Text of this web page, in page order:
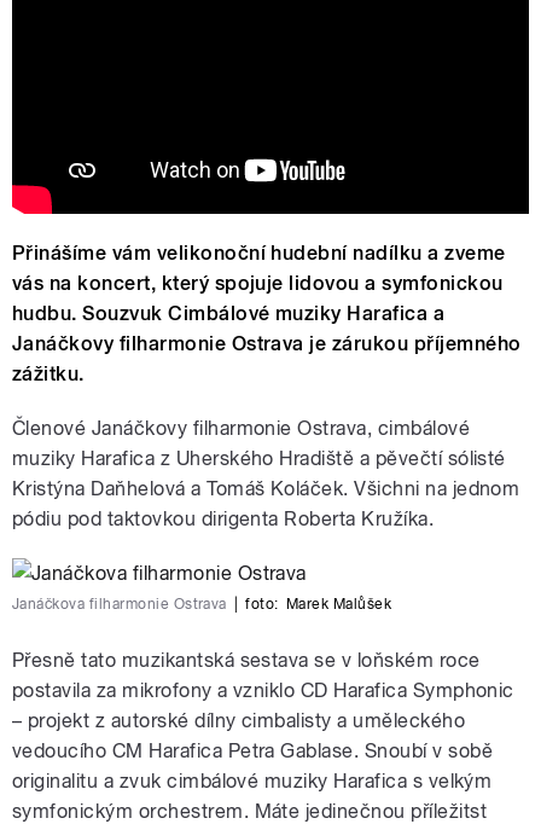
Přinášíme vám velikonoční hudební nadílku a zveme
vás na koncert, který spojuje lidovou a symfonickou
hudbu. Souzvuk Cimbálové muziky Harafica a
Janáčkovy filharmonie Ostrava je zárukou příjemného
zážitku.
Členové Janáčkovy filharmonie Ostrava, cimbálové
muziky Harafica z Uherského Hradiště a pěvečtí sólisté
Kristýna Daňhelová a Tomáš Koláček. Všichni na jednom
pódiu pod taktovkou dirigenta Roberta Kružíka.
Janáčkova filharmonie Ostrava foto: Marek Malůšek
Přesně tato muzikantská sestava se v loňském roce
postavila za mikrofony a vzniklo CD Harafica Symphonic
– projekt z autorské dílny cimbalisty a uměleckého
vedoucího CM Harafica Petra Gablase. Snoubí v sobě
originalitu a zvuk cimbálové muziky Harafica s velkým
symfonickým orchestrem. Máte jedinečnou příležitst